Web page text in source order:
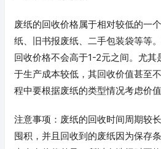
废纸的回收价格属于相对较低的一
纸、旧书报废纸、二手包装袋等等
回收价格不会高于1-2元之间。尤其
于生产成本较低，其回收价值甚至
程中要根据废纸的类型情况考虑价值
注意事项：废纸的回收时间周期较
囤积，并且回收到的废纸因为保存